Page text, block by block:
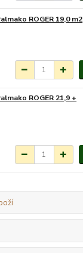
ROGER 19,0 m2
ROGER 21,9 +